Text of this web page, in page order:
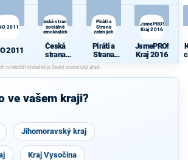
2011
2011
Česká strana
sociálně
demokratická
Česká
strana
sociálně
demokrati
cká
Piráti a
Strana
zelených
Piráti a
Strana
zelených
JsmePRO!
Kraj 2016
JsmePRO!
Kraj 2016
ve vašem kraji?
Jihomoravský kraj
Kraj Vysočina